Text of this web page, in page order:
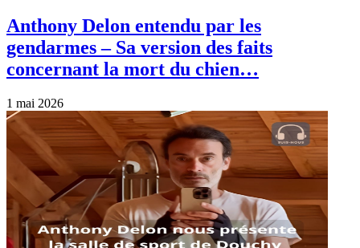
Anthony Delon entendu par les
gendarmes – Sa version des faits
concernant la mort du chien…
1 mai 2026